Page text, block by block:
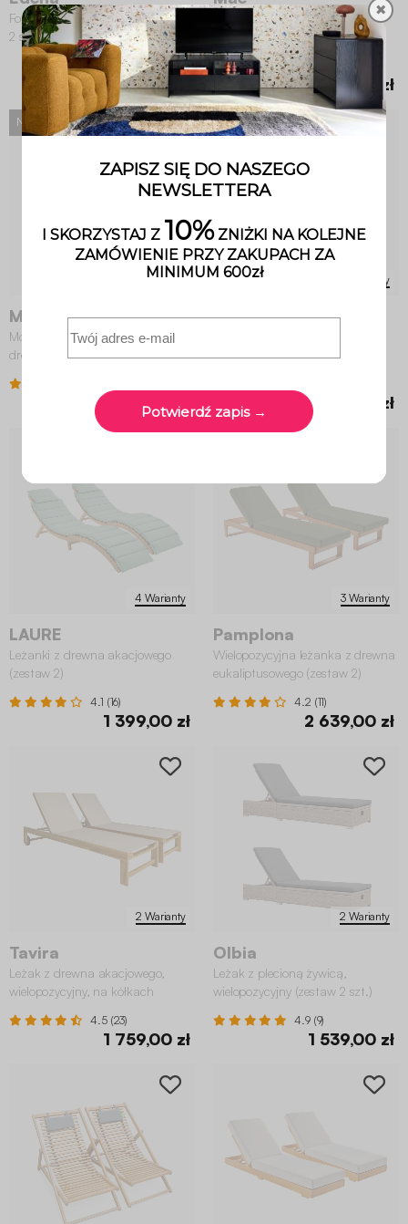
Fotel relaksacyjny stalowy (zestaw
2 szt.)
899,00 zł
Modułowy zestaw ogrodowy z
drewna akacjowego z regulacją
oparcia, 2-osobowy
4 (5)
2 639,00 zł
NOWOŚĆ
Mae
Modułowy zestaw ogrodowy z
drewna akacjowego z
osobowy
1 300,00 zł
3 Warianty
Jalance
1 319,00 zł
4 Warianty
LAURE
Leżanki z drewna akacjowego
(zestaw 2)
4.1 (16)
1 399,00 zł
3 Warianty
Pamplona
Wielopozycyjna leżanka z drewna
eukaliptusowego (zestaw 2)
4.2 (11)
2 639,00 zł
2 Warianty
Tavira
Leżak z drewna akacjowego,
wielopozycyjny, na kółkach
4.5 (23)
1 759,00 zł
2 Warianty
Olbia
Leżak z plecioną żywicą,
wielopozycyjny (zestaw 2 szt.)
4.9 (9)
1 539,00 zł
✖